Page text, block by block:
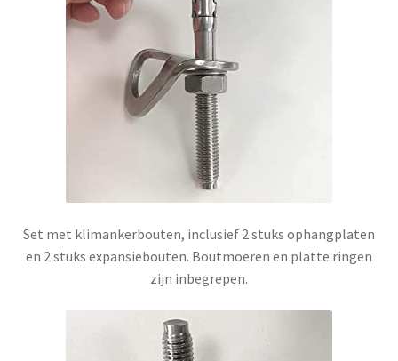
Set met klimankerbouten, inclusief 2 stuks ophangplaten
en 2 stuks expansiebouten. Boutmoeren en platte ringen
zijn inbegrepen.